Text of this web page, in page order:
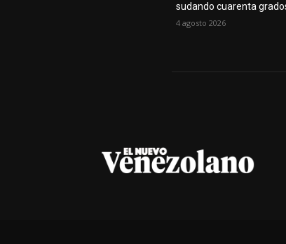
sudando cuarenta
4 agosto 2026